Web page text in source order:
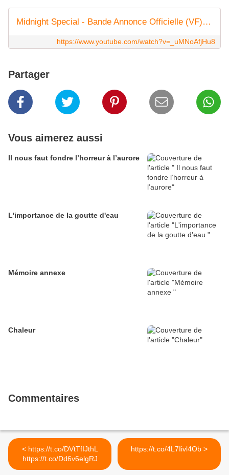
Midnight Special - Bande Annonce Officielle (VF) - Adam Driver / Kirsten Dunst
https://www.youtube.com/watch?v=_uMNoAfjHu8
Partager
Vous aimerez aussi
Il nous faut fondre l’horreur à l’aurore
L'importance de la goutte d'eau
Mémoire annexe
Chaleur
Commentaires
< https://t.co/DVtTfIJthL
https://t.co/Dd6v6elgRJ
https://t.co/4L7Iivl4Ob >